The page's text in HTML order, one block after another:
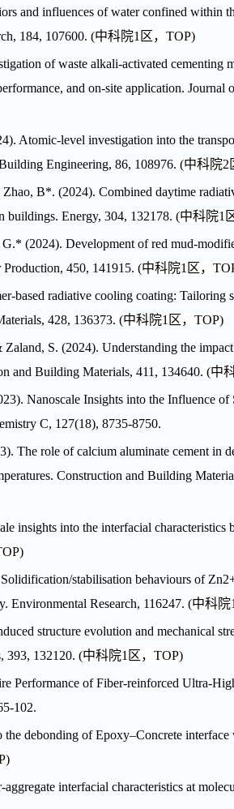
and influences of water confined within
, 184, 107600. (中科院1 区， TOP)
of waste alkali-activated cementing
and on-site application. Journal
Atomic-level investigation into the
Engineering, 86, 108976. (中科院2
B*. (2024). Combined daytime
buildings. Energy, 304, 132178. (中科院1
* (2024). Development of red mud-
Production, 450, 141915. (中科院1 区，
based radiative cooling coating: Tailoring
, 428, 136373. (中科院1 区， TOP)
S. (2024). Understanding the
and Building Materials, 411, 134640. (中
Nanoscale Insights into the Influence of
C, 127(18), 8735-8750.
The role of calcium aluminate cement in
Construction and Building
insights into the interfacial characteristics
)
stabilisation behaviours of
Environmental Research, 116247. (中科院1
structure evolution and mechanical
393, 132120. (中科院1 区， TOP)
Performance of Fiber-reinforced Ultra-
102.
debonding of Epoxy–Concrete interface
)
interfacial characteristics at